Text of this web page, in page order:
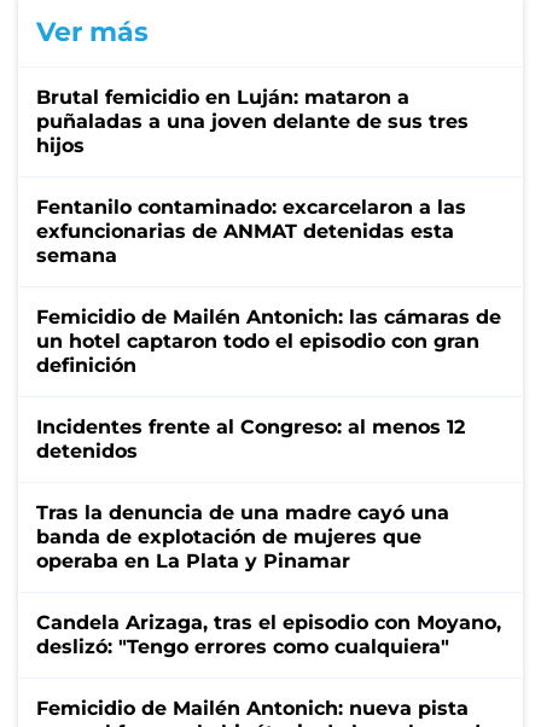
Ver más
Brutal femicidio en Luján: mataron a
puñaladas a una joven delante de sus tres
hijos
Fentanilo contaminado: excarcelaron a las
exfuncionarias de ANMAT detenidas esta
semana
Femicidio de Mailén Antonich: las cámaras de
un hotel captaron todo el episodio con gran
definición
Incidentes frente al Congreso: al menos 12
detenidos
Tras la denuncia de una madre cayó una
banda de explotación de mujeres que
operaba en La Plata y Pinamar
Candela Arizaga, tras el episodio con Moyano,
deslizó: "Tengo errores como cualquiera"
Femicidio de Mailén Antonich: nueva pista